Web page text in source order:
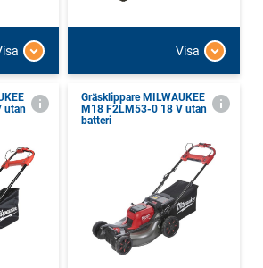
Visa
utan
Gräsklippare MILWAUKEE
M18 F2LM53-0 18 V utan
batteri